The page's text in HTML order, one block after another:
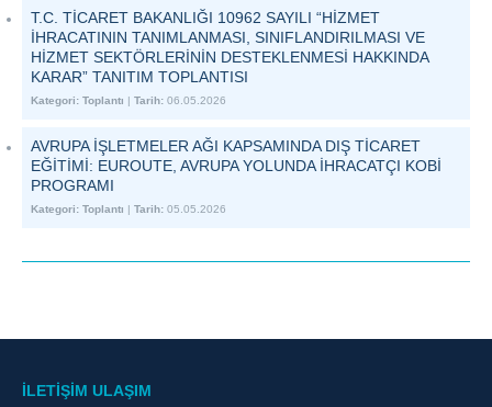
T.C. TİCARET BAKANLIĞI 10962 SAYILI “HİZMET
İHRACATININ TANIMLANMASI, SINIFLANDIRILMASI VE
HİZMET SEKTÖRLERİNİN DESTEKLENMESİ HAKKINDA
KARAR” TANITIM TOPLANTISI
Kategori: Toplantı | Tarih: 06.05.2026
AVRUPA İŞLETMELER AĞI KAPSAMINDA DIŞ TİCARET
EĞİTİMİ: EUROUTE, AVRUPA YOLUNDA İHRACATÇI KOBİ
PROGRAMI
Kategori: Toplantı | Tarih: 05.05.2026
İLETİŞİM ULAŞIM